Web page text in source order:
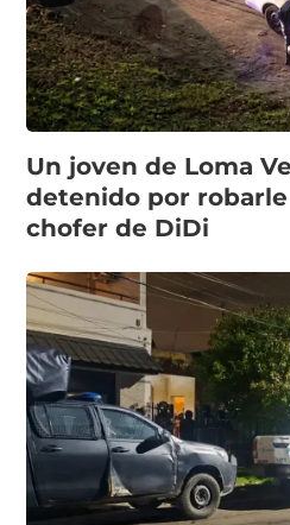
Un joven de Loma
detenido por
chofer de DiDi